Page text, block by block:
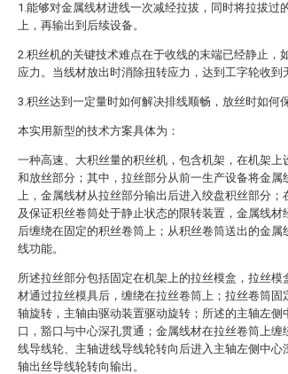
1.能够对金属线材进线一次减经拉拔，同时将拉拔过
上，再输出到后续设备。
2.积丝机的关键技术难点在于收线的末端已经静止，
应力。当线材放出时消除扭转应力，达到工字轮收到
3.积丝达到一定量时如何解决排线顺畅，放丝时如何
本实用新型的技术方案具体为：
一种高速、大积丝量的积丝机，包含机架，在机架上
和放丝部分；其中，拉丝部分从前一生产设备将金属
上，金属线材从拉丝部分输出后进入绞盘积丝部分；
及保证积丝卷筒处于静止状态的限转装置，金属线
后缠绕在固定的积丝卷筒上；从积丝卷筒送出的金
线功能。
所述拉丝部分包括固定在机架上的拉丝模盒，拉丝
材通过拉丝模具后，缠绕在拉丝卷筒上；拉丝卷筒固
轴旋转，主轴由驱动装置驱动旋转；所述的主轴左
口，豁口与中心深孔贯通；金属线材在拉丝卷筒上缠
线导线轮、主轴进线导线轮转向后进入主轴左侧中心
轴出丝导线轮转向输出。